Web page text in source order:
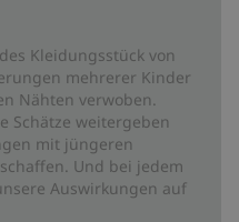
Kleidungsstück von
mehrerer Kinder
Nähten verwoben.
Schätze weitergeben
mit jüngeren
Und bei jedem
Auswirkungen auf